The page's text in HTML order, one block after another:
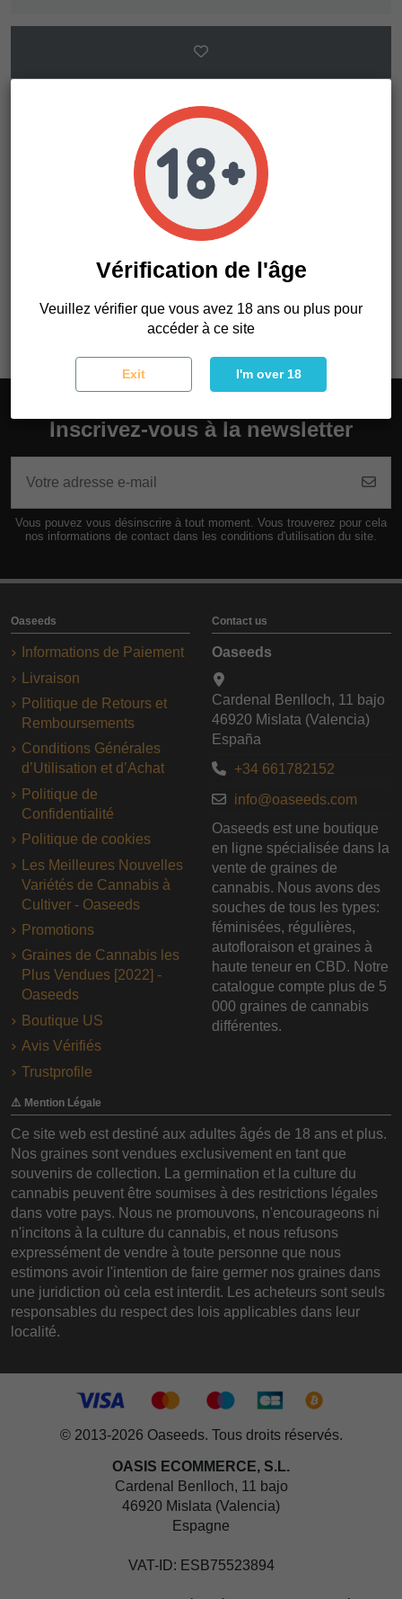
La durée de floraison est d'environ 56-65 jours et chaque
paquet est fourni avec 6 graines féminisées.
Inscrivez-vous à la newsletter
Vous pouvez vous désinscrire à tout moment. Vous trouverez pour cela
nos informations de contact dans les conditions d'utilisation du site.
Oaseeds
Informations de Paiement
Livraison
Politique de Retours et
Remboursements
Conditions Générales
d’Utilisation et d’Achat
Politique de
Confidentialité
Politique de cookies
Les Meilleures Nouvelles
Variétés de Cannabis à
Cultiver - Oaseeds
Promotions
Graines de Cannabis les
Plus Vendues [2022] -
Oaseeds
Boutique US
Avis Vérifiés
Trustprofile
Contact us
Oaseeds
Cardenal Benlloch, 11 bajo
46920 Mislata (Valencia)
España
+34 661782152
info@oaseeds.com
Oaseeds est une boutique
en ligne spécialisée dans la
vente de graines de
cannabis. Nous avons des
souches de tous les types:
féminisées, régulières,
autofloraison et graines à
haute teneur en CBD. Notre
catalogue compte plus de 5
000 graines de cannabis
différentes.
Vérification de l'âge
Veuillez vérifier que vous avez 18 ans ou plus pour
accéder à ce site
Exit I'm over 18
⚠️ Mention Légale
Ce site web est destiné aux adultes âgés de 18 ans et plus.
Nos graines sont vendues exclusivement en tant que
souvenirs de collection. La germination et la culture du
cannabis peuvent être soumises à des restrictions légales
dans votre pays. Nous ne promouvons, n'encourageons ni
n'incitons à la culture du cannabis, et nous refusons
expressément de vendre à toute personne que nous
estimons avoir l'intention de faire germer nos graines dans
une juridiction où cela est interdit. Les acheteurs sont seuls
responsables du respect des lois applicables dans leur
localité.
© 2013-2026 Oaseeds. Tous droits réservés.
OASIS ECOMMERCE, S.L.
Cardenal Benlloch, 11 bajo
46920 Mislata (Valencia)
Espagne
VAT-ID: ESB75523894